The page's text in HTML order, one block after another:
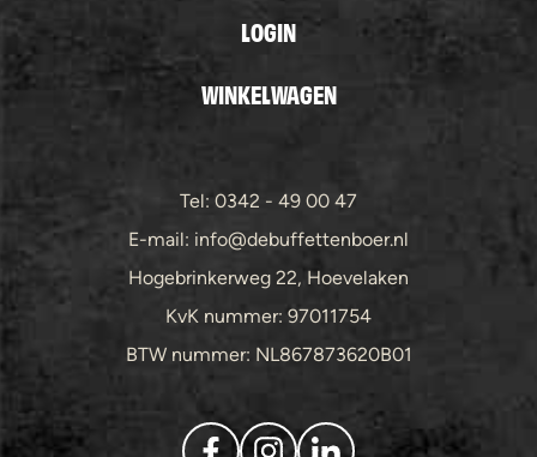
LOGIN
WINKELWAGEN
Tel: 0342 - 49 00 47
E-mail: info@debuffettenboer.nl
Hogebrinkerweg 22, Hoevelaken
KvK nummer: 97011754
BTW nummer: NL867873620B01